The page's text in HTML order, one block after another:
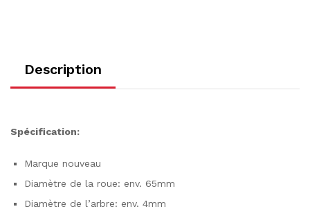
Description
Spécification:
Marque nouveau
Diamètre de la roue: env. 65mm
Diamètre de l’arbre: env. 4mm